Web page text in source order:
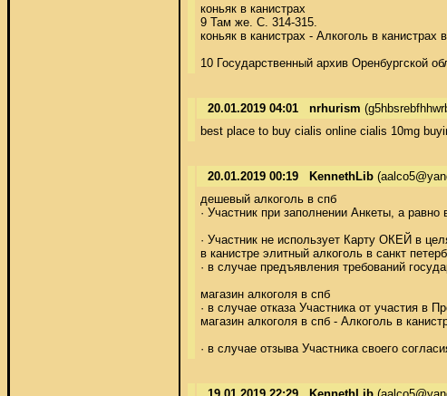
коньяк в канистрах
9 Там же. С. 314-315.
коньяк в канистрах - Алкоголь в канистрах
10 Государственный архив Оренбургской
20.01.2019 04:01 nrhurism
best place to buy cialis online cialis 10mg
20.01.2019 00:19 KennethLib
дешевый алкоголь в спб
· Участник при заполнении Анкеты, а
· Участник не использует Карту ОКЕЙ в
в канистре элитный алкоголь в санкт
· в случае предъявления требований
магазин алкоголя в спб
· в случае отказа Участника от участия в
магазин алкоголя в спб - Алкоголь в
· в случае отзыва Участника своего
19.01.2019 22:29 KennethLib